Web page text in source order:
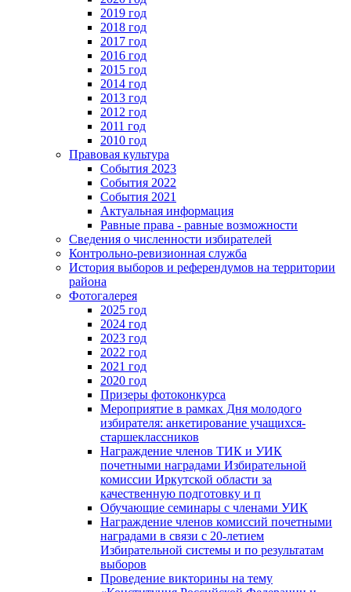
2019 год
2018 год
2017 год
2016 год
2015 год
2014 год
2013 год
2012 год
2011 год
2010 год
Правовая культура
События 2023
События 2022
События 2021
Актуальная информация
Равные права - равные возможности
Сведения о численности избирателей
Контрольно-ревизионная служба
История выборов и референдумов на территории
района
Фотогалерея
2025 год
2024 год
2023 год
2022 год
2021 год
2020 год
Призеры фотоконкурса
Мероприятие в рамках Дня молодого
избирателя: анкетирование учащихся-
старшеклассников
Награждение членов ТИК и УИК
почетными наградами Избирательной
комиссии Иркутской области за
качественную подготовку и п
Обучающие семинары с членами УИК
Награждение членов комиссий почетными
наградами в связи с 20-летием
Избирательной системы и по результатам
выборов
Проведение викторины на тему